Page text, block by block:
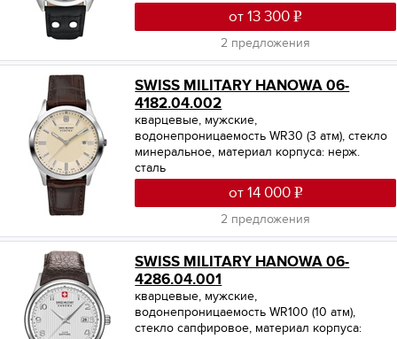
от 13 300
2 предложения
SWISS MILITARY HANOWA 06-
4182.04.002
кварцевые, мужские,
водонепроницаемость WR30 (3 атм), стекло
минеральное, материал корпуса: нерж.
сталь
от 14 000
2 предложения
SWISS MILITARY HANOWA 06-
4286.04.001
кварцевые, мужские,
водонепроницаемость WR100 (10 атм),
стекло сапфировое, материал корпуса: